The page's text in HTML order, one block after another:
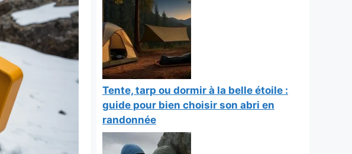
Tente, tarp ou dormir à la belle étoile :
guide pour bien choisir son abri en
randonnée